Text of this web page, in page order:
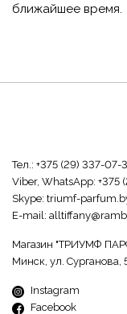
ближайшее время.
Тел.: +375 (29) 337-07-
Viber, WhatsApp: +375
Skype: triumf-
E-mail:
Магазин "ТРИУМФ
Минск, ул.
Instagram
Facebook